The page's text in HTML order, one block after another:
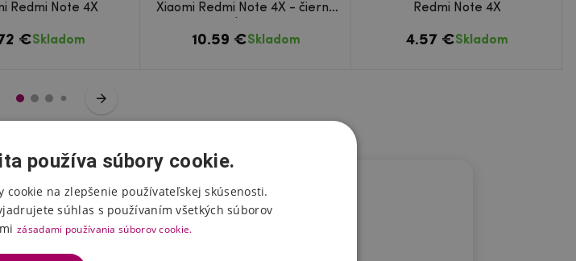
Redmi Note 4X
€Skladom
Xiaomi Redmi Note 4X - čierný
10.59 €Skladom
Redmi Note 4X
4.57 €Skladom
produktu
Vyberte počet hviezdičiek
používa súbory cookie.
na zlepšenie používateľskej skúsenosti.
súhlas s používaním všetkých súborov
zásadami používania súborov cookie.